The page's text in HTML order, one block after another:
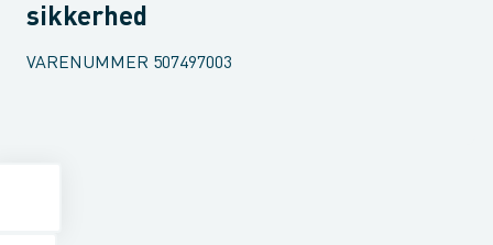
sikkerhed
VARENUMMER 507497003